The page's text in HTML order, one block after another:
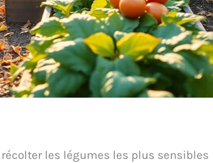
les légumes les plus sensibles